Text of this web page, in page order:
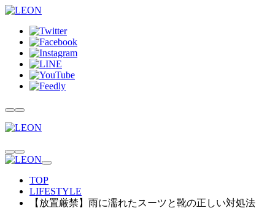
TOP
LIFESTYLE
【放置厳禁】雨に濡れたスーツと靴の正しい対処法